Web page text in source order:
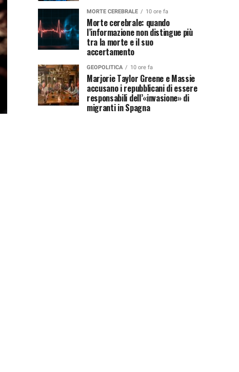
MORTE CEREBRALE 10 ore fa
Morte cerebrale: quando
l’informazione non distingue più
tra la morte e il suo
accertamento
GEOPOLITICA 10 ore fa
Marjorie Taylor Greene e Massie
accusano i repubblicani di essere
responsabili dell’«invasione» di
migranti in Spagna